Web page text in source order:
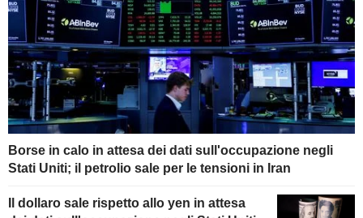
Borse in calo in attesa dei dati sull'occupazione negli
Stati Uniti; il petrolio sale per le tensioni in Iran
Il dollaro sale rispetto allo yen in attesa